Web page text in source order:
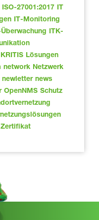
ISO-27001:2017 IT
IT-Monitoring
ITK-
KRITIS Lösungen
network Netzwerk
newletter news
OpenNMS Schutz
Zertifikat